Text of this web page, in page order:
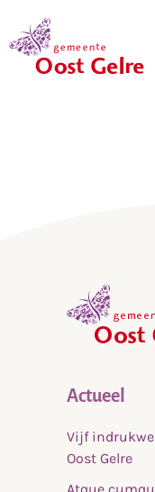
Actueel
Vijf
Oost Gelre